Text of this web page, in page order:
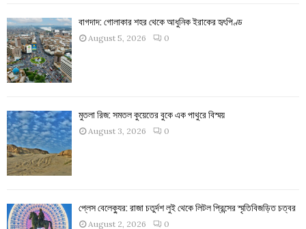
বাগদাদ: গোলাকার শহর থেকে আধুনিক ইরাকের হৃৎপিণ্ড
August 5, 2026 0
মুতলা রিজ: সমতল কুয়েতের বুকে এক পাথুরে বিস্ময়
August 3, 2026 0
প্লেস বেলেক্যুর: রাজা চতুর্দশ লুই থেকে লিটল প্রিন্সের স্মৃতিবিজড়িত চত্বর
August 2, 2026 0